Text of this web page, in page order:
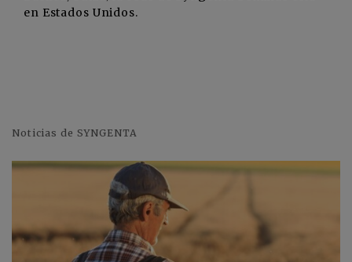
en Estados Unidos.
Noticias de SYNGENTA